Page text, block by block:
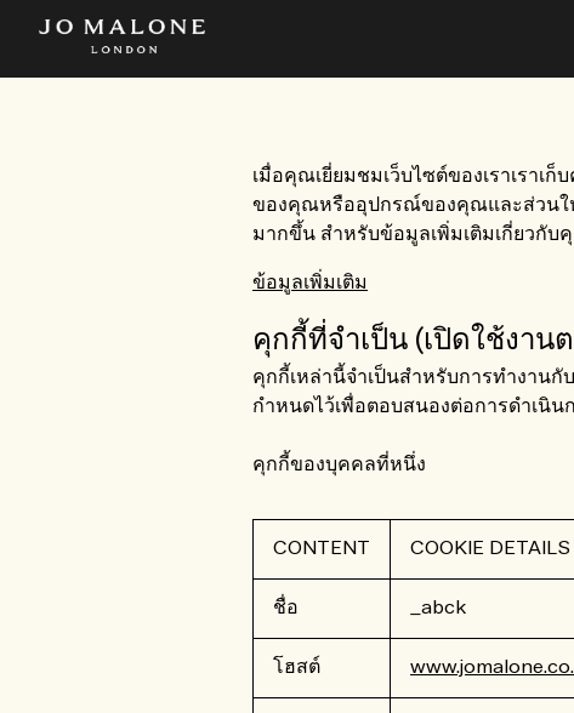
เมื่อคุณเยี่ยมชมเว็บไซต์ของเราเราเ
ของคุณหรืออุปกรณ์ของคุณและส่วนใ
มากขึ้น สำหรับข้อมูลเพิ่มเติมเกี่ยวกั
ข้อมูลเพิ่มเติม
คุกกี้ที่จำเป็น (เปิดใช้งาน
คุกกี้เหล่านี้จำเป็นสำหรับการทำงานกั
กำหนดไว้เพื่อตอบสนองต่อการดำเนิ
คุกกี้ของบุคคลที่หนึ่ง
CONTENT COOKIE DETAILS
ชื่อ _abck
โฮสต์